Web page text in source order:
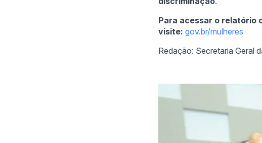
Para acessar o relatório
visite: gov.br/mulheres
Redação: Secretaria Geral